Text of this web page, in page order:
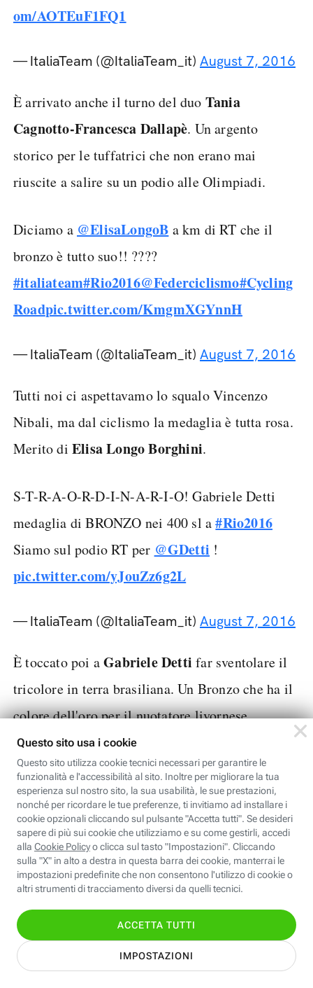
om/AOTEuF1FQ1
— ItaliaTeam (@ItaliaTeam_it) August 7, 2016
È arrivato anche il turno del duo Tania
Cagnotto-Francesca Dallapè. Un argento
storico per le tuffatrici che non erano mai
riuscite a salire su un podio alle Olimpiadi.
Diciamo a @ElisaLongoB a km di RT che il
bronzo è tutto suo!! ????
#italiateam#Rio2016@Federciclismo#Cycling
Roadpic.twitter.com/KmgmXGYnnH
— ItaliaTeam (@ItaliaTeam_it) August 7, 2016
Tutti noi ci aspettavamo lo squalo Vincenzo
Nibali, ma dal ciclismo la medaglia è tutta rosa.
Merito di Elisa Longo Borghini.
S-T-R-A-O-R-D-I-N-A-R-I-O! Gabriele Detti
medaglia di BRONZO nei 400 sl a#Rio2016
Siamo sul podio RT per @GDetti !
pic.twitter.com/yJouZz6g2L
— ItaliaTeam (@ItaliaTeam_it) August 7, 2016
È toccato poi aGabriele Dettifar sventolare il
tricolore in terra brasiliana. Un Bronzo che ha il
colore dell'oro per il nuotatore livornese.
Il bacio più bello, sul podio più importante!
@RossyPuppy#italiateam#RioOlympics2016
encing@Federschermapic.twitter.com/qF4NR
evQAo
— ItaliaTeam (@ItaliaTeam_it)August 7, 2016
La prima medagllia ai Giochi è arrivata da una
donna. L'argento della spadaccina